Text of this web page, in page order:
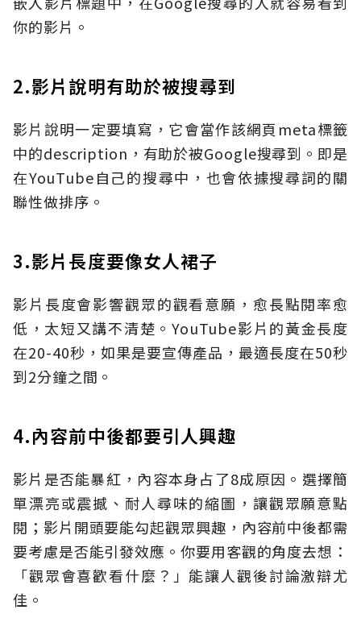
你的影片。
2.影片說明有助於被搜尋到
影片說明一定要填寫，它會當作該網頁meta標籤
中的description，有助於被Google搜尋到。即是
在YouTube自己的搜尋中，也會依據搜尋詞的關
聯性做排序。
3.影片長度要像女人裙子
影片長度會影響觀眾的觀看意願，愈長點閱率愈
低，太短又講不清楚。YouTube影片的黃金長度
在20-40秒，如果是要宣傳產品，最適長度在50秒
到2分鐘之間。
4.內容前中後都要引人興趣
影片是否能暴紅，內容本身占了8成原因。選擇簡
單漂亮或震撼、耐人尋味的縮圖，讓觀眾願意點
閱；影片開頭要能勾起觀眾興趣，內容前中後都需
要考慮是否能引發效應。你要用客觀的角度去想：
「觀眾會喜歡看什麼？」能讓人觀後討論激辯尤
佳。